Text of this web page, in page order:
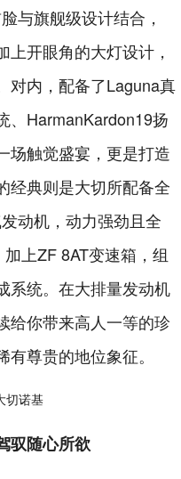
与旗舰级设计结合，
开眼角的大灯设计，
对内，配备了Laguna真
、HarmanKardon19扬
场触觉盛宴，更是打造
经典则是大切所配备全
动机，动力强劲且全
上ZF 8AT变速箱，组
系统。在大排量发动机
给你带来高人一等的珍
尊贵的地位象征。
驭随心所欲